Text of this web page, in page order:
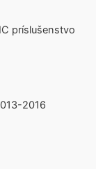
príslušenstvo
2016